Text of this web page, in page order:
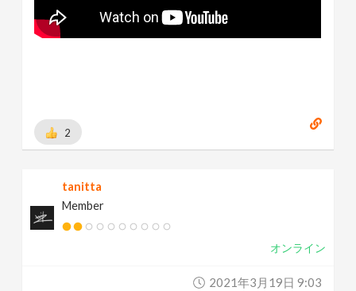
2
tanitta
Member
オンライン
2021年3月19日 9:03